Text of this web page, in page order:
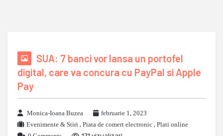
SUA: 7 banci vor lansa un portofel
digital, care va concura cu PayPal si Apple
Pay
Monica-Ioana Buzea
februarie 1, 2023
Evenimente & Stiri , Piata de comert electronic , Plati online